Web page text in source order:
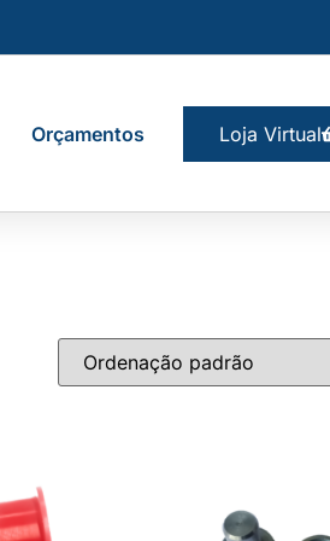
Orçamentos Loja Virtual